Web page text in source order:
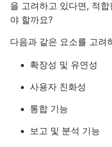
을 고려하고 있다면, 적
야 할까요?
다음과 같은 요소를 고려
확장성 및 유연성
사용자 친화성
통합 기능
보고 및 분석 기능